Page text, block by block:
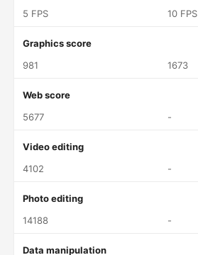
5 FPS
10 FPS
Graphics score
981
1673
Web score
5677
-
Video editing
4102
-
Photo editing
14188
-
Data manipulation